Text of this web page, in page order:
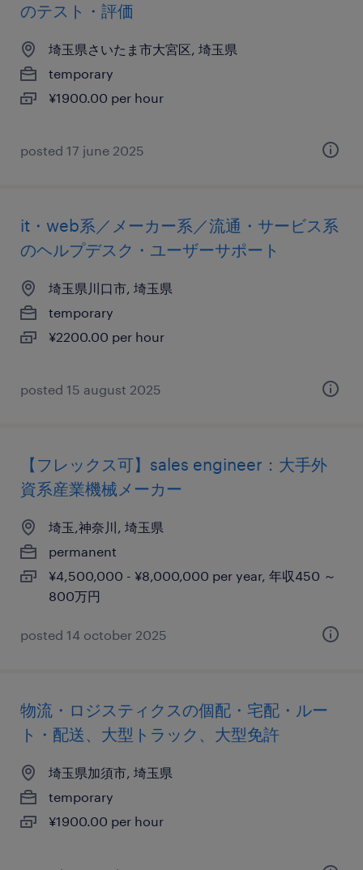
のテスト・評価
埼玉県さいたま市大宮区, 埼玉県
temporary
¥1900.00 per hour
posted 17 june 2025
it・web系／メーカー系／流通・サービス系
のヘルプデスク・ユーザーサポート
埼玉県川口市, 埼玉県
temporary
¥2200.00 per hour
posted 15 august 2025
【フレックス可】sales engineer：大手外
資系産業機械メーカー
埼玉,神奈川, 埼玉県
permanent
¥4,500,000 - ¥8,000,000 per year, 年収450 ～
800万円
posted 14 october 2025
物流・ロジスティクスの個配・宅配・ルー
ト・配送、大型トラック、大型免許
埼玉県加須市, 埼玉県
temporary
¥1900.00 per hour